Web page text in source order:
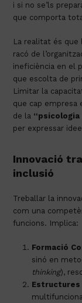
i si no se’ls
que comporta
La realitat és que
racó de
ineficiència en el
que escolta de
Limitar la
que cap
de la
per expressar
Innovació
inclusió
Treballar la
com una
funcions. Implica:
Formació
sinó en
thinking),